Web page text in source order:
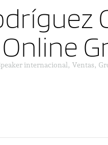
internacional, Ventas,